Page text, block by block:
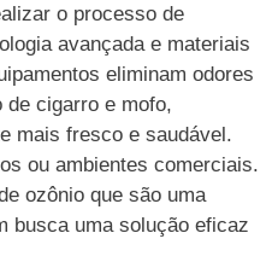
o processo de
avançada e materiais
eliminam odores
de cigarro e mofo,
mais fresco e saudável.
ou ambientes comerciais.
ozônio que são uma
busca uma solução eficaz